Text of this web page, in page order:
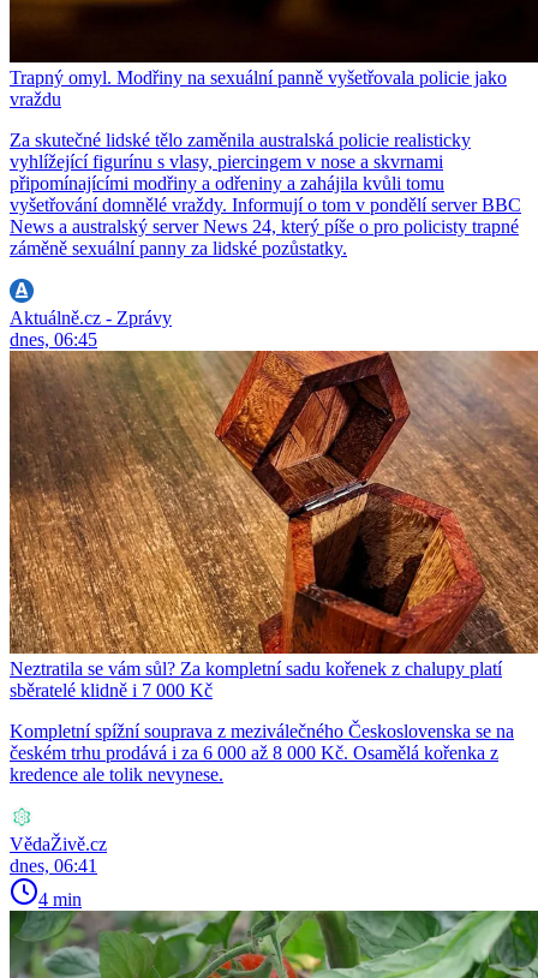
Trapný omyl. Modřiny na sexuální panně vyšetřovala policie jako
vraždu
Za skutečné lidské tělo zaměnila australská policie realisticky
vyhlížející figurínu s vlasy, piercingem v nose a skvrnami
připomínajícími modřiny a odřeniny a zahájila kvůli tomu
vyšetřování domnělé vraždy. Informují o tom v pondělí server BBC
News a australský server News 24, který píše o pro policisty trapné
záměně sexuální panny za lidské pozůstatky.
Aktuálně.cz - Zprávy
dnes, 06:45
Neztratila se vám sůl? Za kompletní sadu kořenek z chalupy platí
sběratelé klidně i 7 000 Kč
Kompletní spížní souprava z meziválečného Československa se na
českém trhu prodává i za 6 000 až 8 000 Kč. Osamělá kořenka z
kredence ale tolik nevynese.
VědaŽivě.cz
dnes, 06:41
4 min